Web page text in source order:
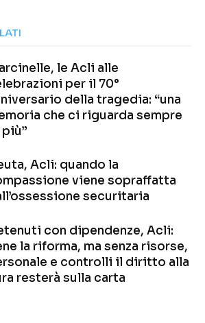
le Acli alle
per il 70°
della tragedia: “una
che ci riguarda sempre
Acli: quando la
viene sopraffatta
securitaria
con dipendenze, Acli:
la riforma, ma senza risorse,
e controlli il diritto alla
resterà sulla carta